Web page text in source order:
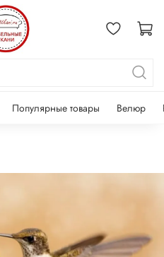
Популярные товары Велюр